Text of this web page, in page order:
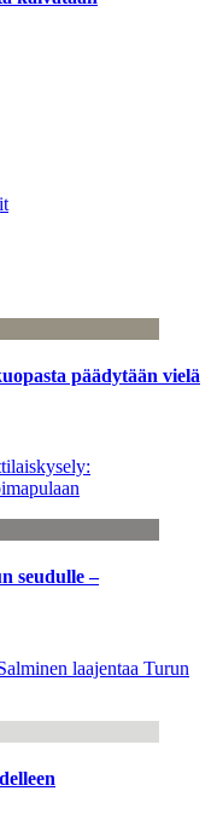
päädytään vielä
seudulle –
laajentaa Turun